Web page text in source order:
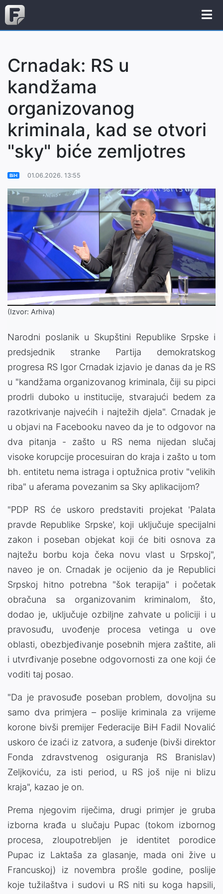
Crnadak: RS u
kandžama
organizovanog
kriminala, kad se otvori
"sky" biće zemljotres
BiH 01.06.2026. 13:55
(Izvor: Arhiva)
Narodni poslanik u Skupštini Republike Srpske i
predsjednik stranke Partija demokratskog
progresa RS Igor Crnadak izjavio je danas da je RS
u "kandžama organizovanog kriminala, čiji su pipci
prodrli duboko u institucije, stvarajući bedem za
razotkrivanje najvećih i najtežih djela". Crnadak je
u objavi na Facebooku naveo da je to odgovor na
dva pitanja - zašto u RS nema nijedan slučaj
visoke korupcije procesuiran do kraja i zašto u tom
bh. entitetu nema istraga i optužnica protiv "velikih
riba" u aferama povezanim sa Sky aplikacijom?
"PDP RS će uskoro predstaviti projekat 'Palata
pravde Republike Srpske', koji uključuje specijalni
zakon i poseban objekat koji će biti osnova za
najtežu borbu koja čeka novu vlast u Srpskoj",
naveo je on. Crnadak je ocijenio da je Republici
Srpskoj hitno potrebna "šok terapija" i početak
obračuna sa organizovanim kriminalom, što,
dodao je, uključuje ozbiljne zahvate u policiji i u
pravosuđu, uvođenje procesa vetinga u ove
oblasti, obezbjeđivanje posebnih mjera zaštite, ali
i utvrđivanje posebne odgovornosti za one koji će
voditi taj posao.
"Da je pravosuđe poseban problem, dovoljna su
samo dva primjera – poslije kriminala za vrijeme
korone bivši premijer Federacije BiH Fadil Novalić
uskoro će izaći iz zatvora, a suđenje (bivši direktor
Fonda zdravstvenog osiguranja RS Branislav)
Zeljkoviću, za isti period, u RS još nije ni blizu
kraja", kazao je on.
Prema njegovim riječima, drugi primjer je gruba
izborna krađa u slučaju Pupac (tokom izbornog
procesa, zloupotrebljen je identitet porodice
Pupac iz Laktaša za glasanje, mada oni žive u
Francuskoj) iz novembra prošle godine, poslije
koje tužilaštva i sudovi u RS niti su koga hapsili,